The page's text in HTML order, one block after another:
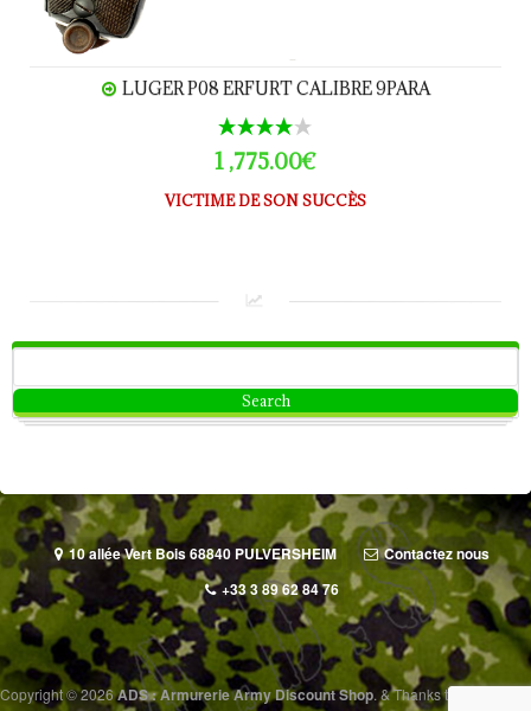
LUGER P08 ERFURT CALIBRE 9PARA
1 ,775.00€
VICTIME DE SON SUCCÈS
10 allée Vert Bois 68840 PULVERSHEIM
Contactez nous
+33 3 89 62 84 76
Copyright © 2026ADS : Armurerie Army Discount Shop. &Thanks to